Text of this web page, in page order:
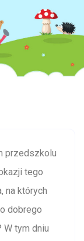
przedszkolu
tego
na których
dobrego
W tym dniu